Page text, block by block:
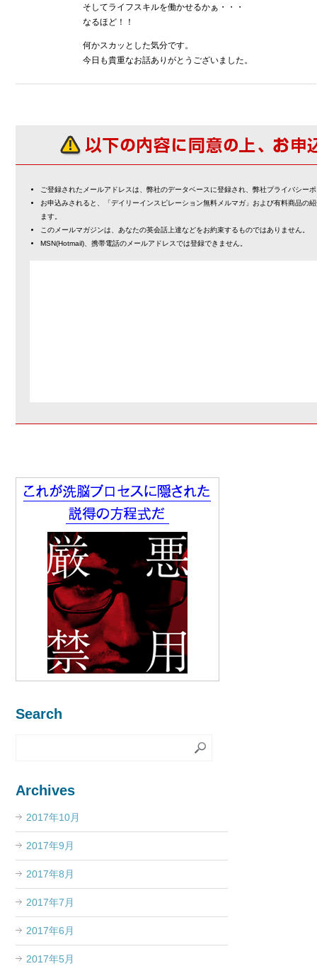
そしてライフスキルを働かせるかぁ・・・
なるほど！！
何かスカッとした気分です。
今日も貴重なお話ありがとうございました。
ご登録されたメールアドレスは、弊社のデータベースに登録され、弊社プライバシー
お申込みされると、「デイリーインスピレーション無料メルマガ」および有料商品の
ます。
このメールマガジンは、あなたの英会話上達などをお約束するものではありません。
MSN(Hotmail)、携帯電話のメールアドレスでは登録できません。
Search
Archives
2017年10月
2017年9月
2017年8月
2017年7月
2017年6月
2017年5月